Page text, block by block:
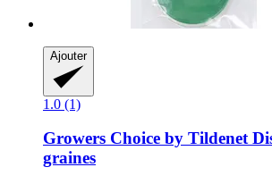
Ajouter
1.0 (1)
Growers Choice by Tildenet
graines